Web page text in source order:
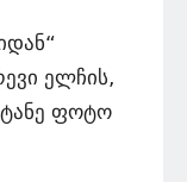
ელჩის,
ფოტო